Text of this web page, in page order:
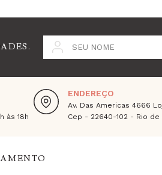
SEU NOME
às 18h
ENDEREÇO
Av. Das Americas 4666
Cep - 22640-102 - Rio